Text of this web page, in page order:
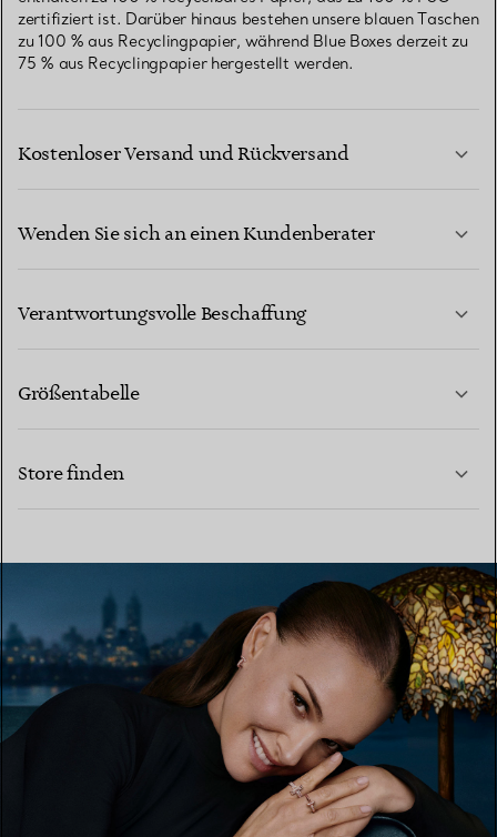
zertifiziert ist. Darüber hinaus bestehen unsere blauen Taschen
zu 100 % aus Recyclingpapier, während Blue Boxes derzeit zu
75 % aus Recyclingpapier hergestellt werden.
Kostenloser Versand und Rückversand
Wenden Sie sich an einen Kundenberater
Verantwortungsvolle Beschaffung
Größentabelle
Store finden